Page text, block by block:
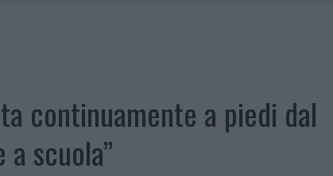
continuamente a piedi dal
scuola”